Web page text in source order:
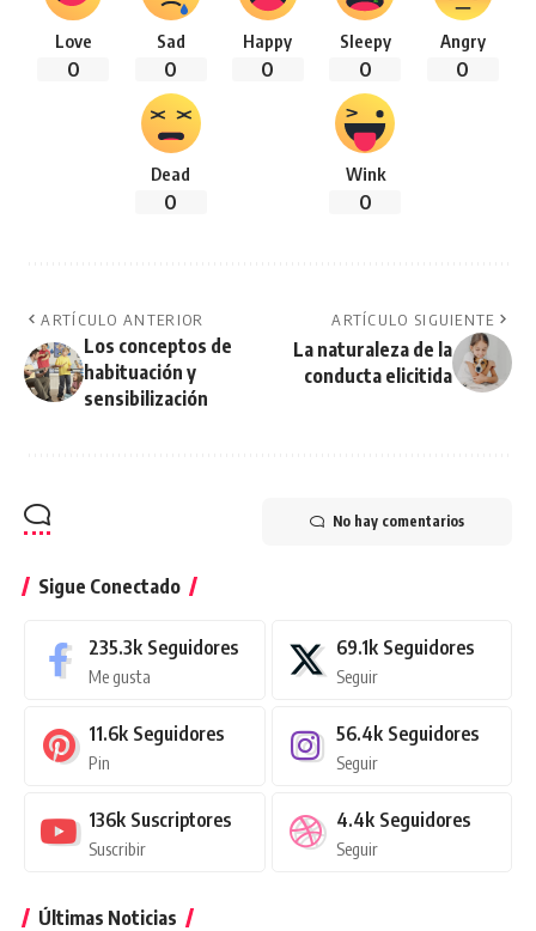
Love
0
Sad
0
Happy
0
Sleepy
0
Angry
0
Dead
0
Wink
0
ARTÍCULO ANTERIOR
Los conceptos de
habituación y
sensibilización
ARTÍCULO SIGUIENTE
La naturaleza de la
conducta elicitida
No hay comentarios
Sigue Conectado
235.3k Seguidores
Me gusta
69.1k Seguidores
Seguir
11.6k Seguidores
Pin
56.4k Seguidores
Seguir
136k Suscriptores
Suscribir
4.4k Seguidores
Seguir
Últimas Noticias